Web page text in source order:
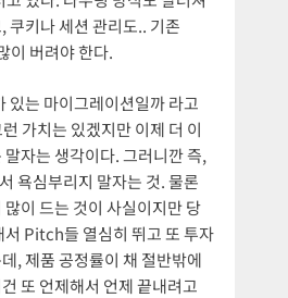
쿠키나 세션 관리도.. 기존
이 버려야 한다.
있는 마이그레이션일까 라고
가치는 있겠지만 이제 더 이
자는 생각이다. 그러니깐 즉,
욕심부리지 말자는 것. 물론
이 드는 것이 사실이지만 당
서 Pitch들 열심히 뛰고 또 투자
, 제품 공정률이 채 절반밖에
또 언제해서 언제 끝내려고